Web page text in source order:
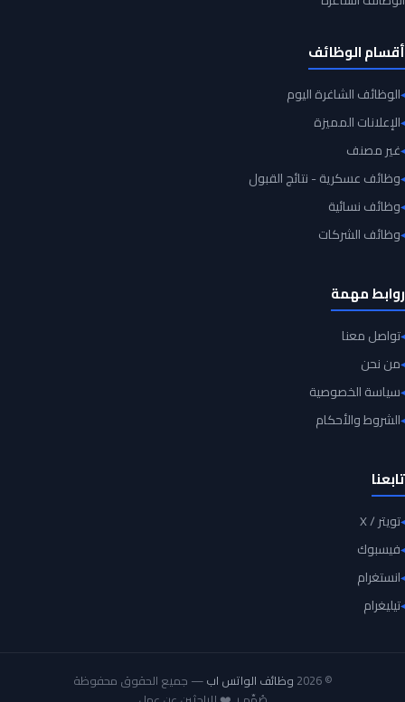
أقسام الوظائف
الوظائف الشاغرة اليوم
الإعلانات المميزة
غير مصنف
وظائف عسكرية - نتائج القبول
وظائف نسائية
وظائف الشركات
روابط مهمة
تواصل معنا
من نحن
سياسة الخصوصية
الشروط والأحكام
تابعنا
تويتر / X
فيسبوك
انستغرام
تيليغرام
© 2026 وظائف الواتس اب— جميع الحقوق محفوظة